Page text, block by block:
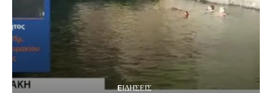
EΙΔΗΣΕΙΣ